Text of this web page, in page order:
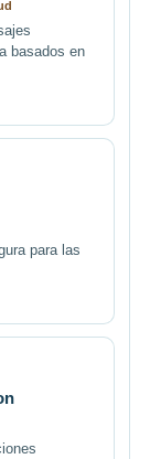
basados en
para las